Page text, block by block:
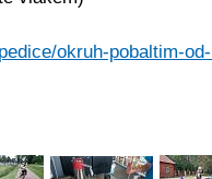
okruh-pobaltim-